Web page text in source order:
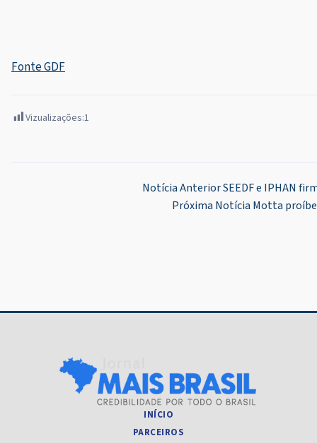
Fonte GDF
Vizualizações:1
Notícia AnteriorSEEDF e IPHAN
Próxima Notícia Motta
INÍCIO
PARCEIROS